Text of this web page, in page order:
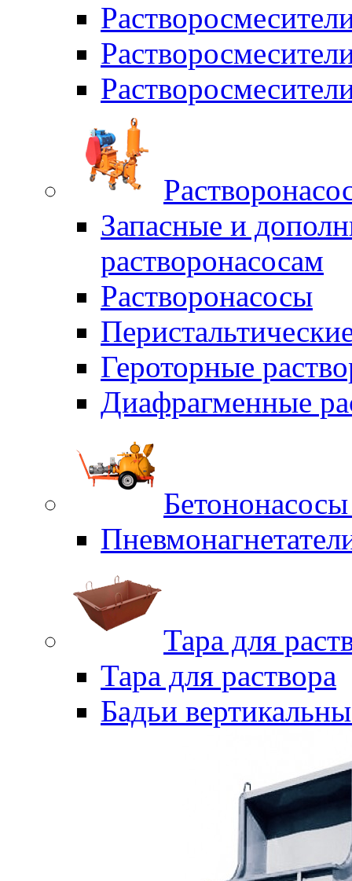
Запасные и
растворонасосам
Растворонасосы
Героторные
Диафрагменные
Тара для
Тара для раствора
Бадьи